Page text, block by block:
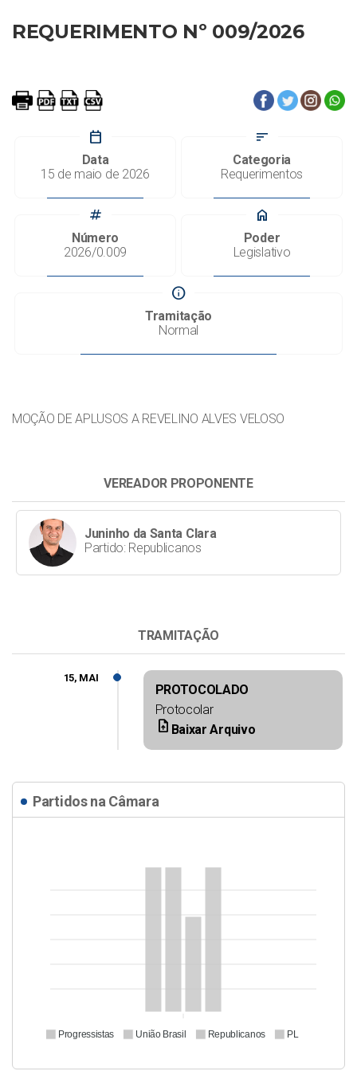
REQUERIMENTO Nº 009/2026
calendar_today
Data
15 de maio de 2026
sort
Categoria
Requerimentos
tag
Número
2026/0.009
home
Poder
Legislativo
info
Tramitação
Normal
MOÇÃO DE APLUSOS A REVELINO ALVES VELOSO
VEREADOR PROPONENTE
Juninho da Santa Clara
Partido: Republicanos
TRAMITAÇÃO
PROTOCOLADO
Protocolar
upload_file Baixar Arquivo
15, MAI
Partidos na Câmara
Progressistas União Brasil Republicanos PL